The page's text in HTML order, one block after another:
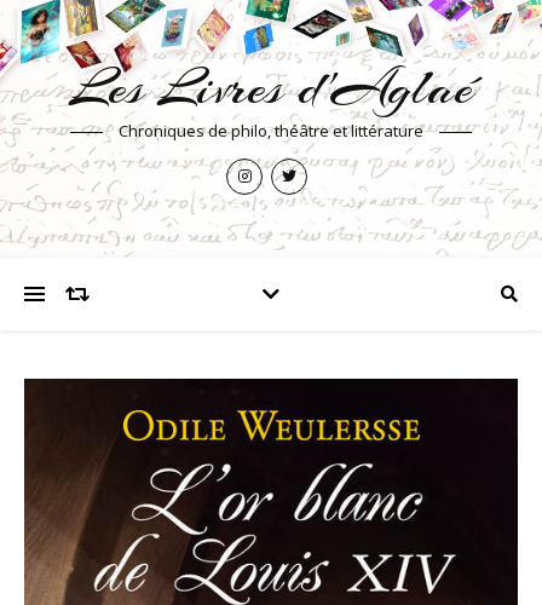
Les Livres d'Aglaé
Chroniques de philo, théâtre et littérature